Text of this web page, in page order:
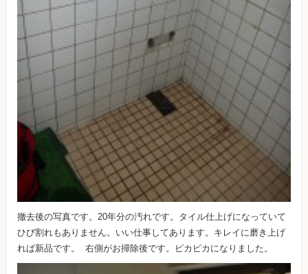
撤去後の写真です。20年分の汚れです。タイル仕上げになっていて
ひび割れもありません。いい仕事してあります。キレイに磨き上げ
れば新品です。 右側がお掃除後です。ピカピカになりました。